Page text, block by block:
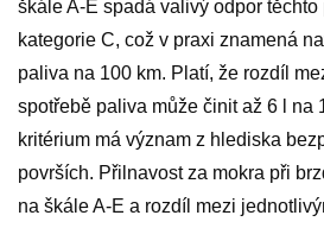
škále A-E spadá valivý odpor těchto
kategorie C, což v praxi znamená
paliva na 100 km. Platí, že rozdíl
spotřebě paliva může činit až 6 l na
kritérium má význam z hlediska
površích. Přilnavost za mokra při
na škále A-E a rozdíl mezi